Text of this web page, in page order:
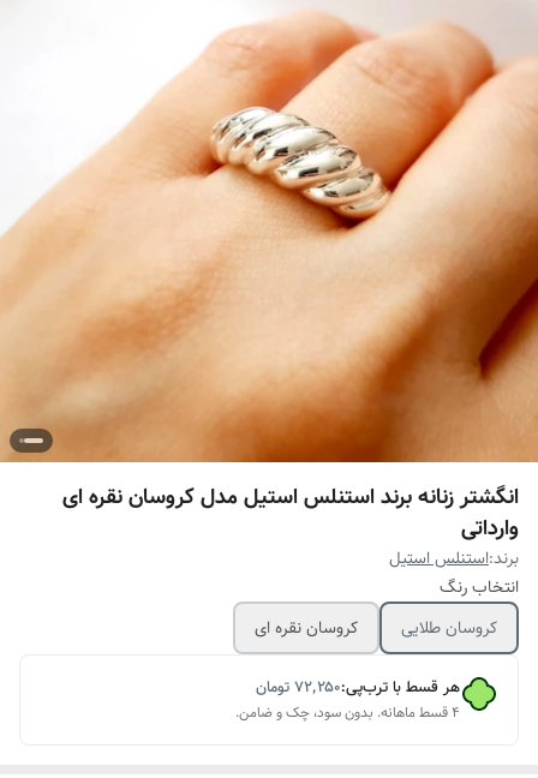
انگشتر زنانه برند استنلس استیل مدل کروسان نقره ای
وارداتی
برند:استنلس استیل
انتخاب رنگ
کروسان طلایی
کروسان نقره ای
هر قسط با ترب‌پی:۷۲٬۲۵۰تومان
۴ قسط ماهانه. بدون سود، چک و ضامن.